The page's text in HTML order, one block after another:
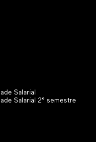
Salarial
Salarial 2° semestre